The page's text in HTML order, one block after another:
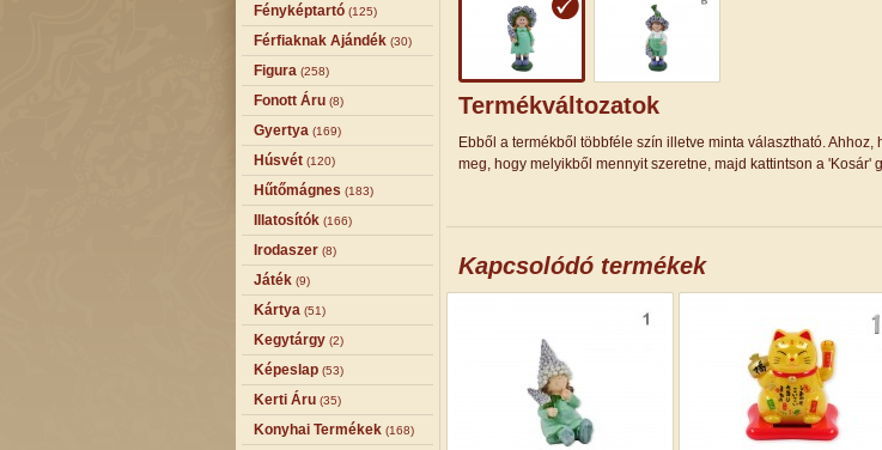
Fényképtartó (125)
Férfiaknak Ajándék (30)
Figura (258)
Fonott Áru (8)
Gyertya (169)
Húsvét (120)
Hűtőmágnes (183)
Illatosítók (166)
Irodaszer (8)
Játék (9)
Kártya (51)
Kegytárgy (2)
Képeslap (53)
Kerti Áru (35)
Konyhai Termékek (168)
Termékváltozatok
Ebből a termékből többféle szín illetve minta választható.
meg, hogy melyikből mennyit szeretne, majd kattintson a 'Kosár'
Kapcsolódó termékek